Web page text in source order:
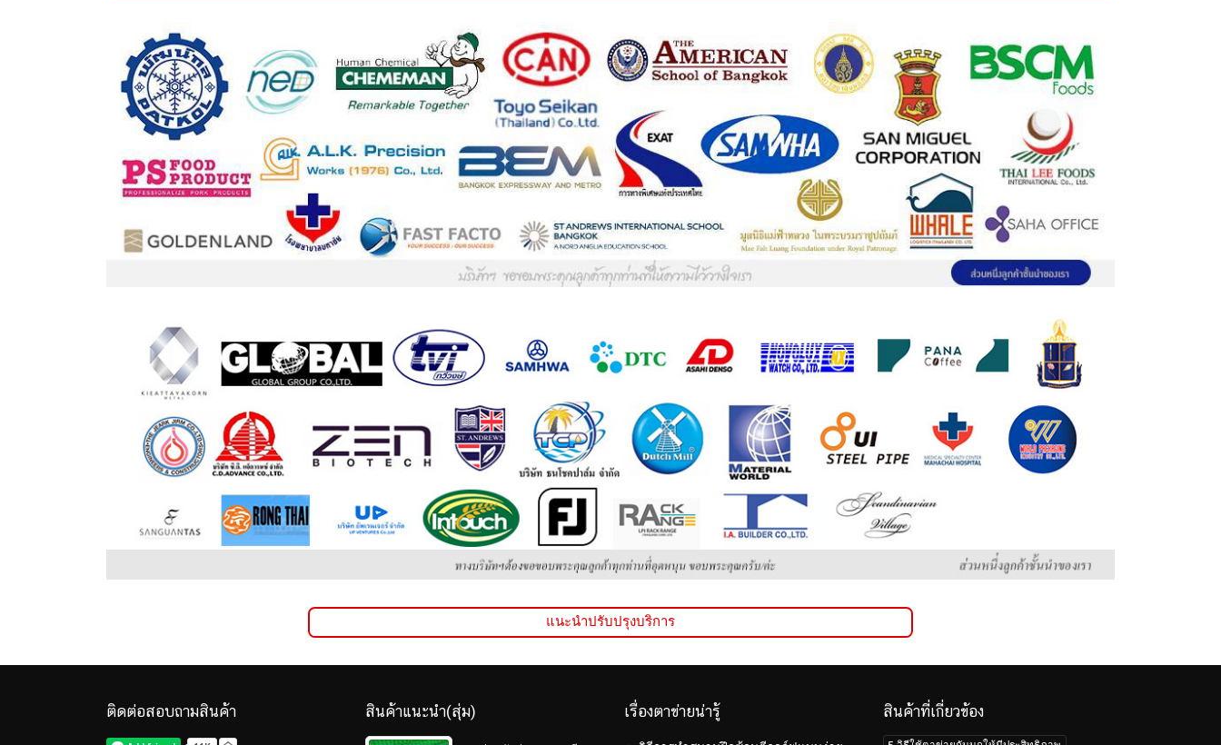
แนะนำปรับปรุงบริการ
ติดต่อสอบถามสินค้า สินค้าแนะนำ(สุ่ม) เรื่องตาข่ายน่ารู้ สินค้าที่เกี่ยวข้อง